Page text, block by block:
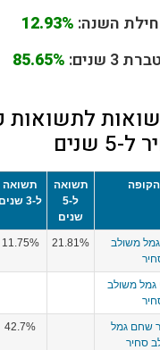
השנה: 12.93%
שנים:
85.65%
לתשואות
שנים
תשואה
ל-5
שנים
תשואה
ל-3 שנים
משולב
21.81%
11.75%
גמל משולב
שחם גמל
סחיר
42.7%